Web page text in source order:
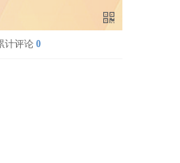
计评论 0